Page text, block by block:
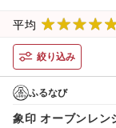
平均
絞り込み
ふるなび
象印 オーブンレン